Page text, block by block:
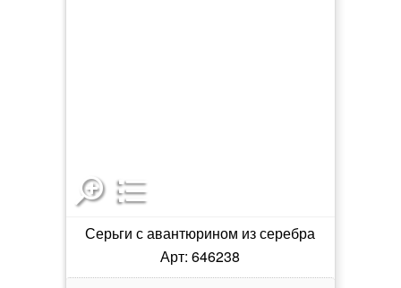
Серьги с авантюрином из серебра
Арт: 646238